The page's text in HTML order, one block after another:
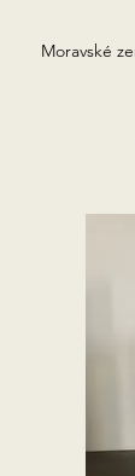
Moravské